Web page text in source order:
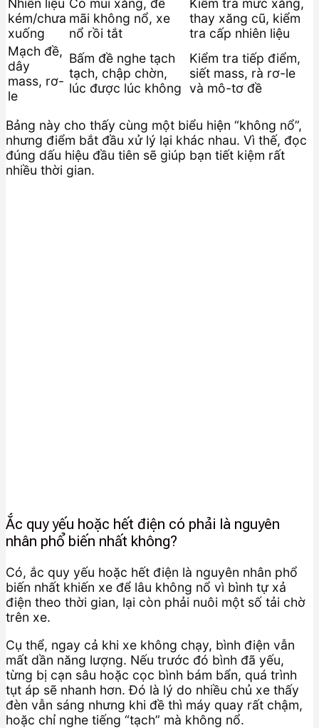
kém/chưa
xuống
mãi không nổ, xe
nổ rồi tắt
thay xăng cũ, kiểm
tra cấp nhiên liệu
Mạch đề,
dây
mass, rơ-
le
Bấm đề nghe tạch
tạch, chập chờn,
lúc được lúc không
Kiểm tra tiếp điểm,
siết mass, rà rơ-le
và mô-tơ đề
Bảng này cho thấy cùng một biểu hiện “không nổ”,
nhưng điểm bắt đầu xử lý lại khác nhau. Vì thế, đọc
đúng dấu hiệu đầu tiên sẽ giúp bạn tiết kiệm rất
nhiều thời gian.
Ắc quy yếu hoặc hết điện có phải là nguyên
nhân phổ biến nhất không?
Có, ắc quy yếu hoặc hết điện là nguyên nhân phổ
biến nhất khiến xe để lâu không nổ vì bình tự xả
điện theo thời gian, lại còn phải nuôi một số tải chờ
trên xe.
Cụ thể, ngay cả khi xe không chạy, bình điện vẫn
mất dần năng lượng. Nếu trước đó bình đã yếu,
từng bị cạn sâu hoặc cọc bình bám bẩn, quá trình
tụt áp sẽ nhanh hơn. Đó là lý do nhiều chủ xe thấy
đèn vẫn sáng nhưng khi đề thì máy quay rất chậm,
hoặc chỉ nghe tiếng “tạch” mà không nổ.